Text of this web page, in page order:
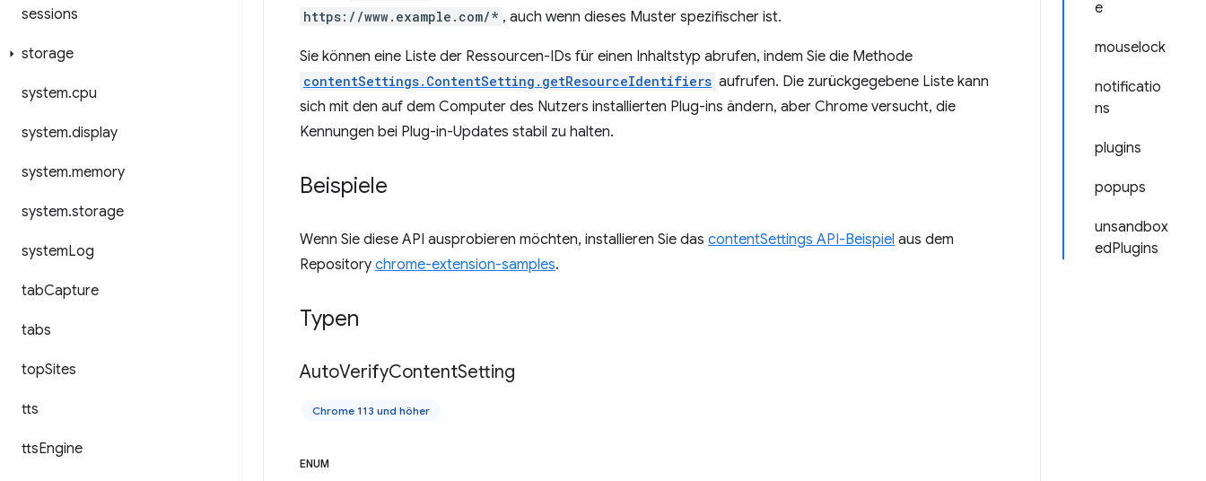
sessions
storage
system.cpu
system.display
system.memory
system.storage
systemLog
tabCapture
tabs
topSites
tts
ttsEngine
e
mouselock
notificatio
ns
plugins
popups
unsandbox
edPlugins
https://www.example.com/* , auch wenn dieses Muster spezifischer ist.
Sie können eine Liste der Ressourcen-IDs für einen Inhaltstyp abrufen, indem Sie die Methode
contentSettings.ContentSetting.getResourceIdentifiers aufrufen. Die zurückgegebene Liste kann
sich mit den auf dem Computer des Nutzers installierten Plug-ins ändern, aber Chrome versucht, die
Kennungen bei Plug-in-Updates stabil zu halten.
Beispiele
Wenn Sie diese API ausprobieren möchten, installieren Sie das contentSettings API-Beispiel aus dem
Repository chrome-extension-samples.
Typen
AutoVerifyContentSetting
Chrome 113 und höher
ENUM